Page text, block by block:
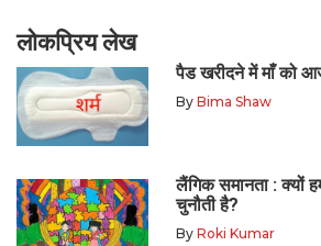
लोकप्रिय लेख
पैड खरीदने में माँ को
By Bima Shaw
लैंगिक समानता : क्यों
चुनौती है?
By Roki Kumar